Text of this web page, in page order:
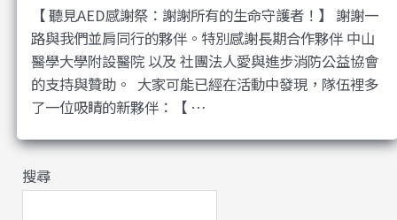
【 聽見AED感謝祭：謝謝所有的生命守護者！】 謝謝一
路與我們並肩同行的夥伴。特別感謝長期合作夥伴 中山
醫學大學附設醫院 以及 社團法人愛與進步消防公益協會
的支持與贊助。 ​ 大家可能已經在活動中發現，隊伍裡多
了一位吸睛的新夥伴：【 …
搜尋